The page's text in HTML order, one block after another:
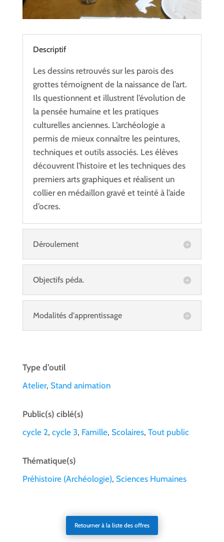
Descriptif
Les dessins retrouvés sur les parois des
grottes témoignent de la naissance de l’art.
Ils questionnent et illustrent l’évolution de
la pensée humaine et les pratiques
culturelles anciennes. L’archéologie a
permis de mieux connaître les peintures,
techniques et outils associés. Les élèves
découvrent l’histoire et les techniques des
premiers arts graphiques et réalisent un
collier en médaillon gravé et teinté à l’aide
d’ocres.
Déroulement
Objectifs péda.
Modalités d'apprentissage
Type d’outil
Atelier, Stand animation
Public(s) ciblé(s)
cycle 2, cycle 3, Famille, Scolaires, Tout public
Thématique(s)
Préhistoire (Archéologie), Sciences Humaines
Retourner à la liste des offres